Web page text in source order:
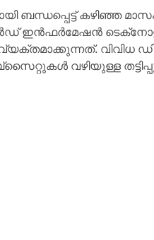
ബന്ധപ്പെട്ട് കഴിഞ്ഞ
ഇൻഫർമേഷൻ
വിവിധ
വഴിയുള്ള